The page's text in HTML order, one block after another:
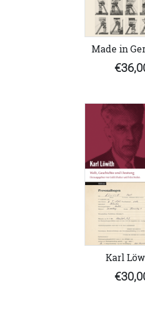
Made in
Karl